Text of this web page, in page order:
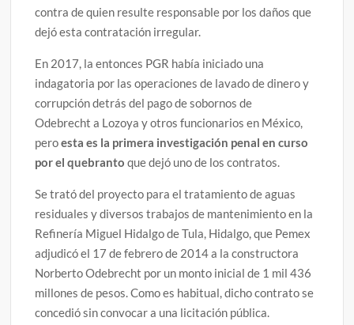
contra de quien resulte responsable por los daños que
dejó esta contratación irregular.
En 2017, la entonces PGR había iniciado una
indagatoria por las operaciones de lavado de dinero y
corrupción detrás del pago de sobornos de
Odebrecht a Lozoya y otros funcionarios en México,
peroesta es la primera investigación penal en curso
por el quebranto que dejó uno de los contratos.
Se trató del proyecto para el tratamiento de aguas
residuales y diversos trabajos de mantenimiento en la
Refinería Miguel Hidalgo de Tula, Hidalgo, que Pemex
adjudicó el 17 de febrero de 2014 a la constructora
Norberto Odebrecht por un monto inicial de 1 mil 436
millones de pesos. Como es habitual, dicho contrato se
concedió sin convocar a una licitación pública.